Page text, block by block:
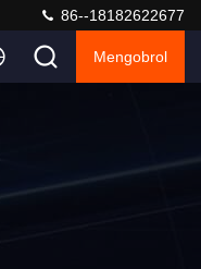
86--18182622677
Mengobrol